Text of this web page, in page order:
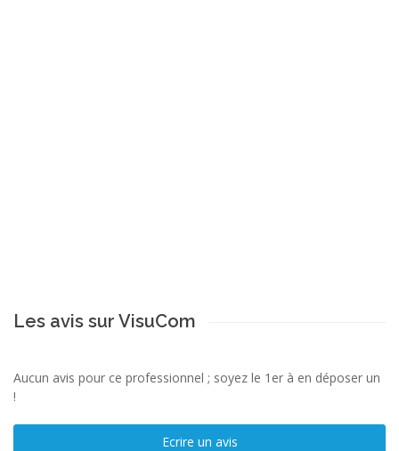
Les avis sur VisuCom
Aucun avis pour ce professionnel ; soyez le 1er à en déposer un
!
Ecrire un avis